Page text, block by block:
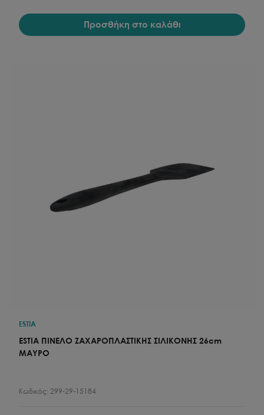
Προσθήκη στο καλάθι
ESTIA
ESTIA ΠΙΝΕΛΟ ΖΑΧΑΡΟΠΛΑΣΤΙΚΗΣ ΣΙΛΙΚΟΝΗΣ 26cm
ΜΑΥΡΟ
Κωδικός: 299-29-15184